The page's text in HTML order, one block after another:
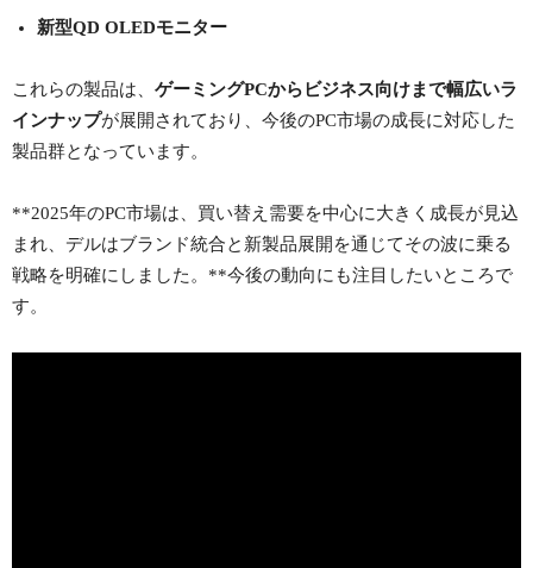
新型QD OLEDモニター
これらの製品は、 ゲーミングPCからビジネス向けまで幅広いラ
インナップが展開されており、今後のPC市場の成長に対応した
製品群となっています。
**2025年のPC市場は、買い替え需要を中心に大きく成長が見込
まれ、デルはブランド統合と新製品展開を通じてその波に乗る
戦略を明確にしました。**今後の動向にも注目したいところで
す。